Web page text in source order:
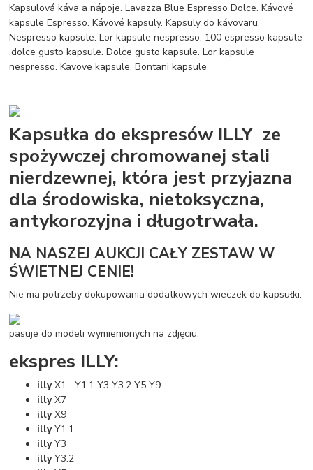
Kapsulová káva a nápoje. Lavazza Blue Espresso Dolce. Kávové
kapsule Espresso. Kávové kapsuly. Kapsuly do kávovaru.
Nespresso kapsule. Lor kapsule nespresso. 100 espresso kapsule
.dolce gusto kapsule. Dolce gusto kapsule. Lor kapsule
nespresso. Kavove kapsule. Bontani kapsule
Kapsułka do ekspresów ILLY ze
spożywczej chromowanej stali
nierdzewnej, która jest przyjazna
dla środowiska, nietoksyczna,
antykorozyjna i długotrwała.
NA NASZEJ AUKCJI CAŁY ZESTAW W
ŚWIETNEJ CENIE!
Nie ma potrzeby dokupowania dodatkowych wieczek do kapsułki.
pasuje do modeli wymienionych na zdjęciu:
ekspres ILLY:
illyX1 Y1.1 Y3 Y3.2 Y5 Y9
illyX7
illyX9
illyY1.1
illyY3
illyY3.2